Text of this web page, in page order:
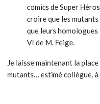
comics de Super
croire que les
que leurs
VI de M. Feige.
Je laisse maintenant la
mutants… estimé collègue, à